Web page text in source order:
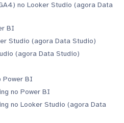
no Looker Studio (agora Data
BI
Studio (agora Data Studio)
(agora Data Studio)
Power BI
no Power BI
no Looker Studio (agora Data